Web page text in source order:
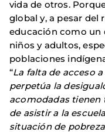
vida de otros.
global y, a pesar
educación como un
niños y adultos,
poblaciones
“La falta de acceso
perpetúa la
acomodadas tienen
de asistir a la
situación de